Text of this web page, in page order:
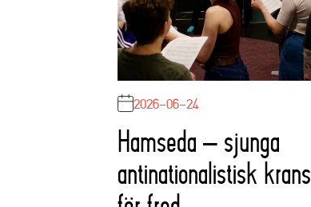
2026-06-24
Hamseda – sjunga
antinationalistisk krans